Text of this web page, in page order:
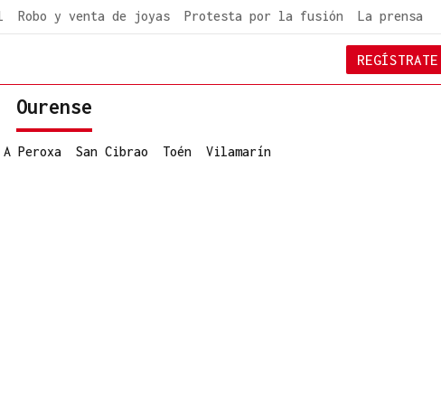
Robo y venta de joyas Protesta por la fusión La prensa
REGÍSTRATE
Ourense
A Peroxa San Cibrao Toén Vilamarín